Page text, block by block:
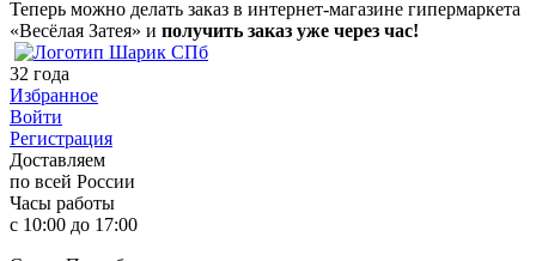
Теперь можно делать заказ в интернет-магазине гипермаркета
«Весёлая Затея» и получить заказ уже через час!
32 года
Избранное
Войти
Регистрация
Доставляем
по всей России
Часы работы
с 10:00 до 17:00